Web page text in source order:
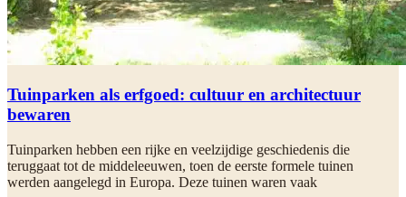
Tuinparken als erfgoed: cultuur en architectuur
bewaren
Tuinparken hebben een rijke en veelzijdige geschiedenis die
teruggaat tot de middeleeuwen, toen de eerste formele tuinen
werden aangelegd in Europa. Deze tuinen waren vaak